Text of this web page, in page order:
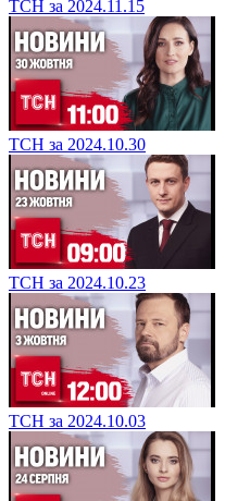
ТСН за 2024.11.15
ТСН за 2024.10.30
ТСН за 2024.10.23
ТСН за 2024.10.03